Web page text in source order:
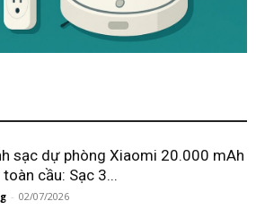
sạc dự phòng Xiaomi 20.000 mAh
cầu: Sạc 3...
- 02/07/2026